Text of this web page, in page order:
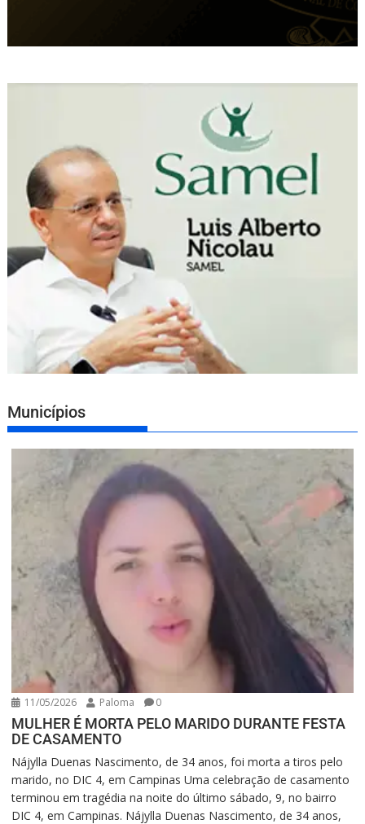
Municípios
11/05/2026 Paloma 0
MULHER É MORTA PELO MARIDO DURANTE FESTA
DE CASAMENTO
Nájylla Duenas Nascimento, de 34 anos, foi morta a tiros pelo
marido, no DIC 4, em Campinas Uma celebração de casamento
terminou em tragédia na noite do último sábado, 9, no bairro
DIC 4, em Campinas. Nájylla Duenas Nascimento, de 34 anos,